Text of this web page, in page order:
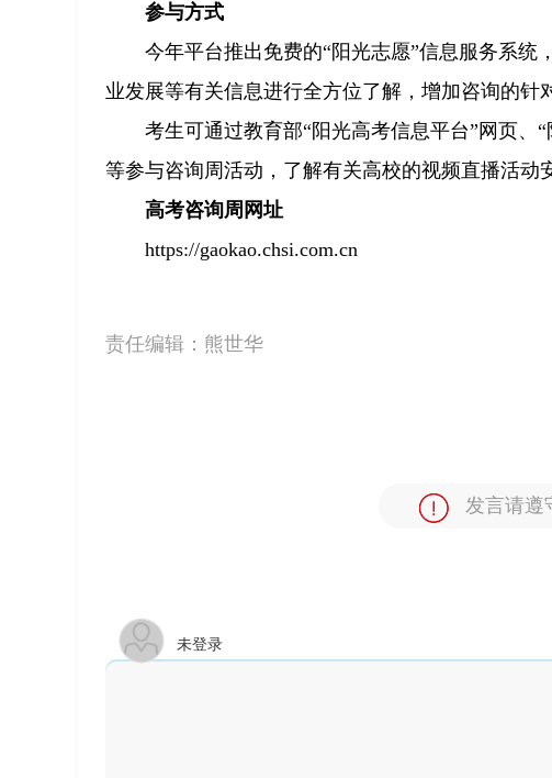
参与方式
今年平台推出免费的“阳光志愿”信息服务系
业发展等有关信息进行全方位了解，增加咨询的针
考生可通过教育部“阳光高考信息平台”网页、
等参与咨询周活动，了解有关高校的视频直播活动
高考咨询周网址
https://gaokao.chsi.com.cn
责任编辑： 熊世华
发言请遵
未登录